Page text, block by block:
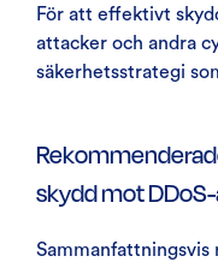
För att effektivt
attacker och andra
säkerhetsstrategi
skydd mot